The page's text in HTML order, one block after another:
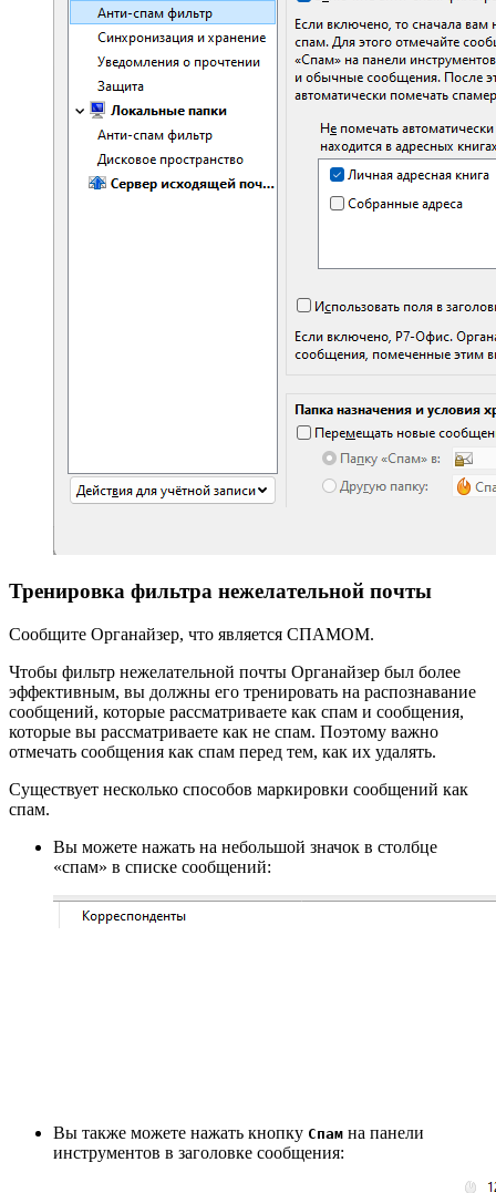
Тренировка фильтра нежелательной почты
Сообщите Органайзер, что является СПАМОМ.
Чтобы фильтр нежелательной почты Органайзер был более
эффективным, вы должны его тренировать на распознавание
сообщений, которые рассматриваете как спам и сообщения,
которые вы рассматриваете как не спам. Поэтому важно
отмечать сообщения как спам перед тем, как их удалять.
Существует несколько способов маркировки сообщений как
спам.
Вы можете нажать на небольшой значок в столбце
«спам» в списке сообщений:
Вы также можете нажать кнопку Спам на панели
инструментов в заголовке сообщения: